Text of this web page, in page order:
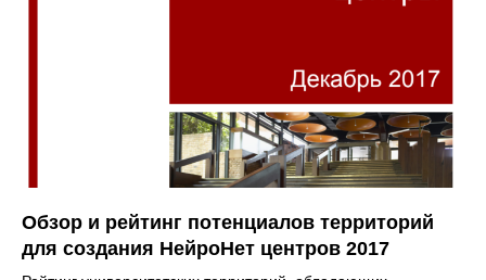
Обзор и рейтинг потенциалов территорий
для создания НейроНет центров 2017